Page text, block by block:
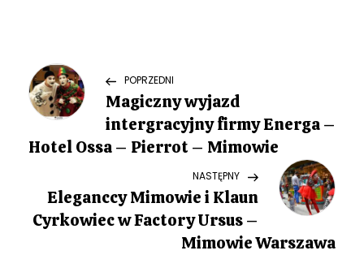
N
a
w
g
Previous
Post
POPRZEDNI
Magiczny wyjazd
intergracyjny firmy Energa –
Hotel Ossa – Pierrot – Mimowie
Post
NASTĘPNY
Eleganccy Mimowie i Klaun
Cyrkowiec w Factory Ursus –
Mimowie Warszawa